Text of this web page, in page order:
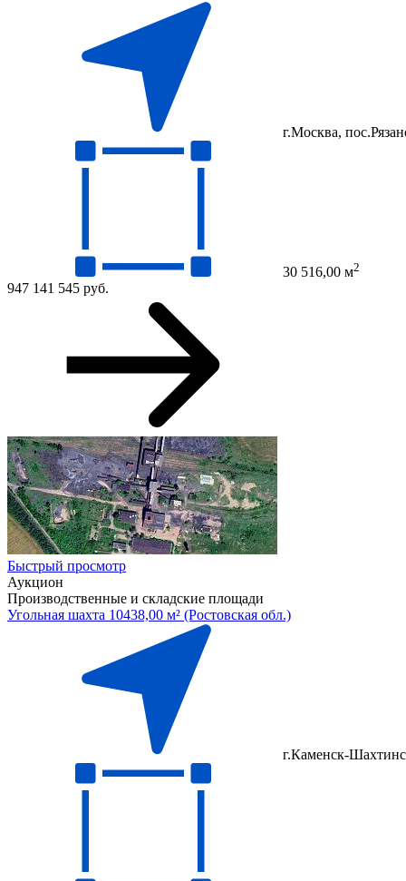
г.Москва,
30 516,00 м2
947 141 545 руб.
Быстрый просмотр
Аукцион
Производственные и складские площади
Угольная шахта 10438,00 м² (Ростовская обл.)
г.Каменск-